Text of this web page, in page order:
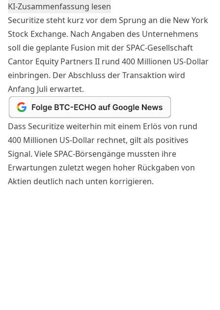
KI-Zusammenfassung lesen
Securitize steht kurz vor dem Sprung an die New York
Stock Exchange. Nach Angaben des Unternehmens
soll die geplante Fusion mit der SPAC-Gesellschaft
Cantor Equity Partners II rund 400 Millionen US-Dollar
einbringen. Der Abschluss der Transaktion wird
Anfang Juli erwartet.
Dass Securitize weiterhin mit einem Erlös von rund
400 Millionen US-Dollar rechnet, gilt als positives
Signal. Viele SPAC-Börsengänge mussten ihre
Erwartungen zuletzt wegen hoher Rückgaben von
Aktien deutlich nach unten korrigieren.